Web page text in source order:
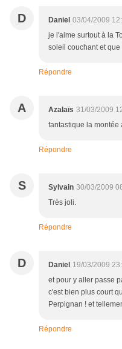
D Daniel 03/04/2009
je l'aime surtout à la
soleil couchant et
Répondre
A Azalaïs 31/03/2009
fantastique la montée
Répondre
S Sylvain 30/03/2009
Très joli.
Répondre
D Daniel 19/03/2009
et pour y aller passe
c'est bien plus court
Perpignan ! et
Répondre